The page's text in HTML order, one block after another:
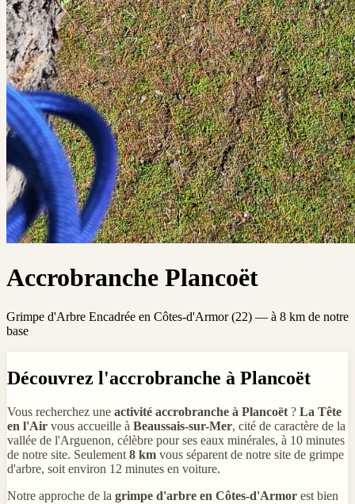
Accrobranche Plancoët
Grimpe d'Arbre Encadrée en Côtes-d'Armor (22) — à 8 km de notre
base
Découvrez l'accrobranche à Plancoët
Vous recherchez une activité accrobranche à Plancoët ? La Tête
en l'Air vous accueille à Beaussais-sur-Mer, cité de caractère de la
vallée de l'Arguenon, célèbre pour ses eaux minérales, à 10 minutes
de notre site. Seulement 8 km vous séparent de notre site de grimpe
d'arbre, soit environ 12 minutes en voiture.
Notre approche de la grimpe d'arbre en Côtes-d'Armor est bien